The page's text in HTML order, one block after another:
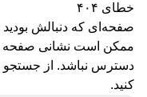
خطای ۴۰۴
صفحه‌ای که دنبالش بودید
ممکن است نشانی صفحه
دسترس نباشد. از جستجو
کنید.